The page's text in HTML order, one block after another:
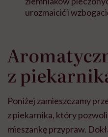
urozmaicić i
z
Poniżej zamieszczamy
z piekarnika, który
mieszankę przypraw.